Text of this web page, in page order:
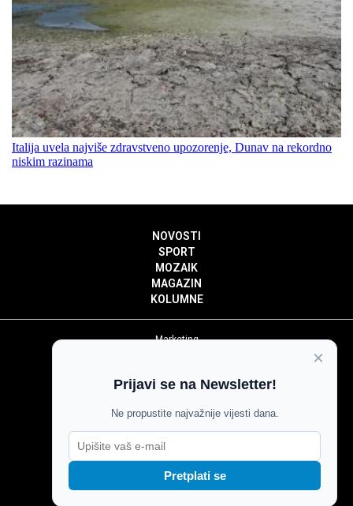
Italija uvela najviše zdravstveno upozorenje, Dunav na rekordno
niskim razinama
NOVOSTI
SPORT
MOZAIK
MAGAZIN
KOLUMNE
Marketing
Impressum
Pravila komentiranja
Agroglas
×
Prijavi se na Newsletter!
Ne propustite najvažnije vijesti dana.
Pretplati se